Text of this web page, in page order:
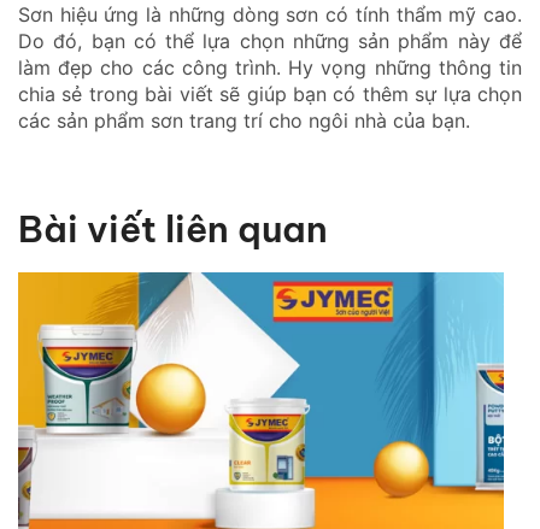
Sơn hiệu ứng là những dòng sơn có tính thẩm mỹ cao.
Do đó, bạn có thể lựa chọn những sản phẩm này để
làm đẹp cho các công trình. Hy vọng những thông tin
chia sẻ trong bài viết sẽ giúp bạn có thêm sự lựa chọn
các sản phẩm sơn trang trí cho ngôi nhà của bạn.
Bài viết liên quan